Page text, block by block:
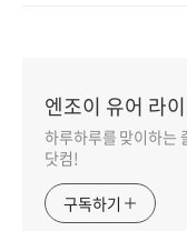
엔조이 유어 라
하루하루를 맞이하는
닷컴!
구독하기